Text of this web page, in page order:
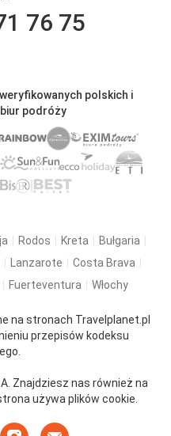
76 75
polskich i
podróży
Rodos Kreta
Bułgaria
Lanzarote
Costa Brava
Fuerteventura Włochy
na stronach Travelplanet.pl
przepisów kodeksu
Znajdziesz nas również na
strona używa plików cookie.